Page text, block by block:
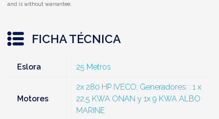
and is without warrantee.
FICHA TÉCNICA
Eslora 25 Metros
Motores
2x 280 HP IVECO; Generadores: : 1 x
22,5 KWA ONAN y 1x 9 KWA ALBO
MARINE